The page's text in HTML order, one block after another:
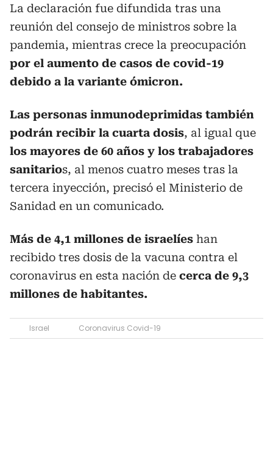
La declaración fue difundida tras una
reunión del consejo de ministros sobre la
pandemia, mientras crece la preocupación
por el aumento de casos de covid-19
debido a la variante ómicron.
Las personas inmunodeprimidas también
podrán recibir la cuarta dosis, al igual que
los mayores de 60 años y los trabajadores
sanitarios, al menos cuatro meses tras la
tercera inyección, precisó el Ministerio de
Sanidad en un comunicado.
Más de 4,1 millones de israelíes han
recibido tres dosis de la vacuna contra el
coronavirus en esta nación de cerca de 9,3
millones de habitantes.
Israel Coronavirus Covid-19